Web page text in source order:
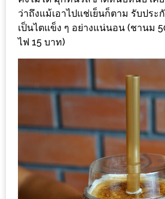
งาน
เดียว
ทั้ง
ช้อป
เที่ยว
พร้อม
โปร
สำหรับ
คน
ว่าถึงแม้เอาไปแช่เย็นก็ตาม รับปร
เป็นไตแข็ง ๆ อย่างแน่นอน (ชานม
ไฟ 15 บาท)